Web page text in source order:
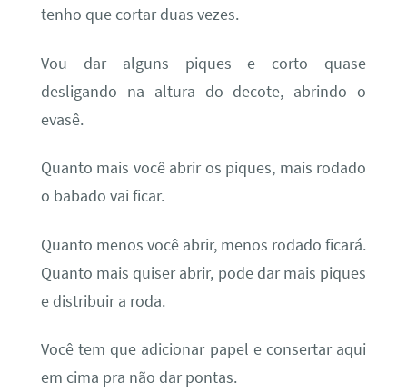
tenho que cortar duas vezes.
Vou dar alguns piques e corto quase
desligando na altura do decote, abrindo o
evasê.
Quanto mais você abrir os piques, mais rodado
o babado vai ficar.
Quanto menos você abrir, menos rodado ficará.
Quanto mais quiser abrir, pode dar mais piques
e distribuir a roda.
Você tem que adicionar papel e consertar aqui
em cima pra não dar pontas.